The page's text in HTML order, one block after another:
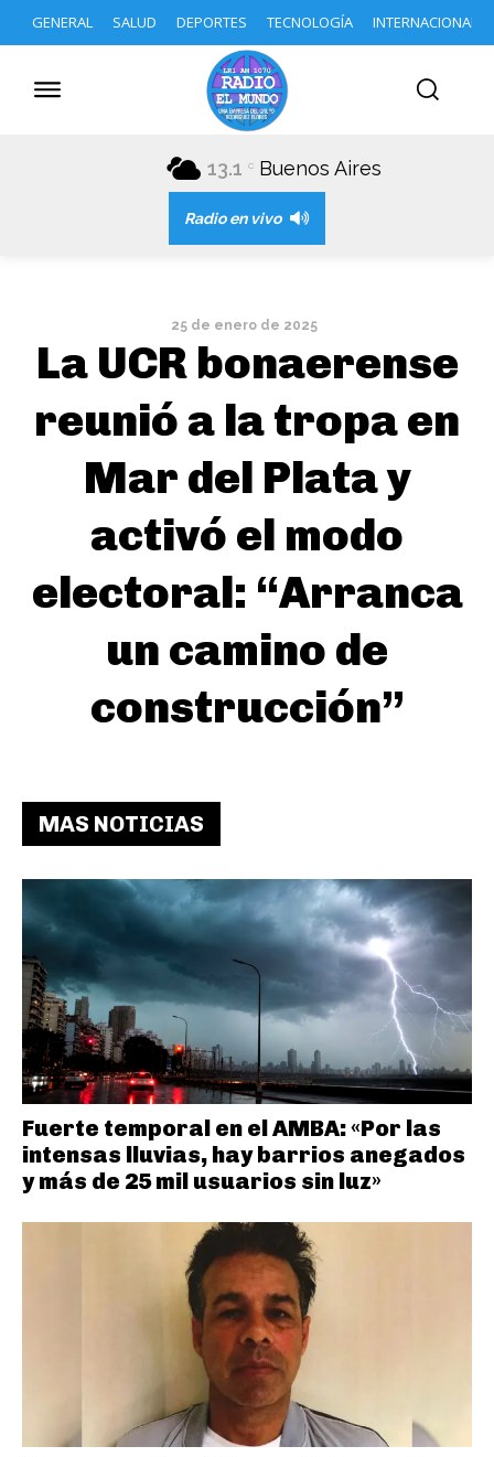
GENERAL SALUD DEPORTES TECNOLOGÍA INTERNACIONAL
13.1 C Buenos Aires
Radio en vivo
25 de enero de 2025
La UCR bonaerense
reunió a la tropa en
Mar del Plata y
activó el modo
electoral: “Arranca
un camino de
construcción”
MAS NOTICIAS
Fuerte temporal en el AMBA: «Por las
intensas lluvias, hay barrios anegados
y más de 25 mil usuarios sin luz»